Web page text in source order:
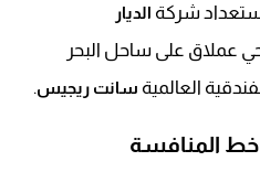
شركة الديار
عملاق على ساحل البحر
العالمية سانت ريجيس.
المنافسة